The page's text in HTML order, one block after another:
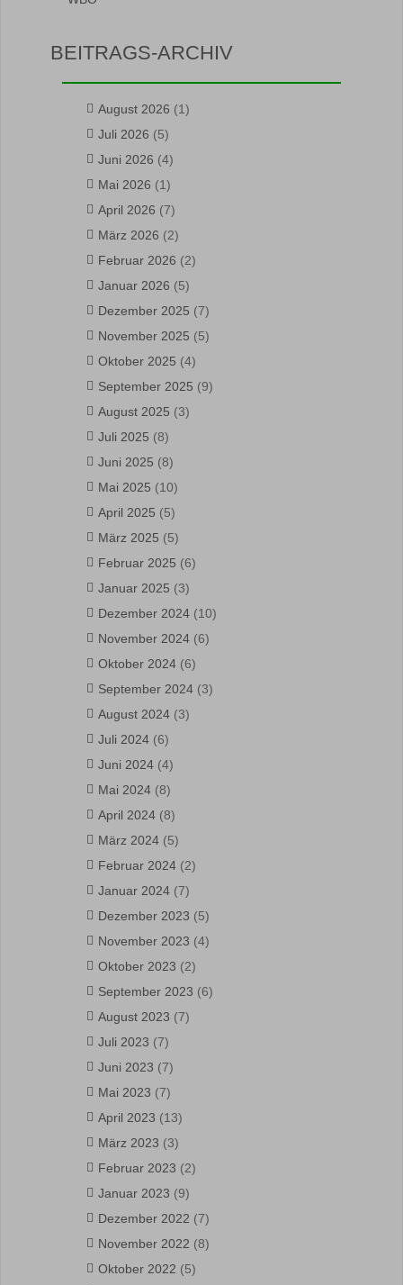
BEITRAGS-ARCHIV
August 2026 (1)
Juli 2026 (5)
Juni 2026 (4)
Mai 2026 (1)
April 2026 (7)
März 2026 (2)
Februar 2026 (2)
Januar 2026 (5)
Dezember 2025 (7)
November 2025 (5)
Oktober 2025 (4)
September 2025 (9)
August 2025 (3)
Juli 2025 (8)
Juni 2025 (8)
Mai 2025 (10)
April 2025 (5)
März 2025 (5)
Februar 2025 (6)
Januar 2025 (3)
Dezember 2024 (10)
November 2024 (6)
Oktober 2024 (6)
September 2024 (3)
August 2024 (3)
Juli 2024 (6)
Juni 2024 (4)
Mai 2024 (8)
April 2024 (8)
März 2024 (5)
Februar 2024 (2)
Januar 2024 (7)
Dezember 2023 (5)
November 2023 (4)
Oktober 2023 (2)
September 2023 (6)
August 2023 (7)
Juli 2023 (7)
Juni 2023 (7)
Mai 2023 (7)
April 2023 (13)
März 2023 (3)
Februar 2023 (2)
Januar 2023 (9)
Dezember 2022 (7)
November 2022 (8)
Oktober 2022 (5)